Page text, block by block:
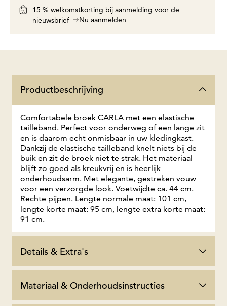
15 % welkomstkorting bij aanmelding voor de
nieuwsbrief
Nu aanmelden
Productbeschrijving
Comfortabele broek CARLA met een elastische
tailleband. Perfect voor onderweg of een lange zit
en is daarom echt onmisbaar in uw kledingkast.
Dankzij de elastische tailleband knelt niets bij de
buik en zit de broek niet te strak. Het materiaal
blijft zo goed als kreukvrij en is heerlijk
onderhoudsarm. Met elegante, gestreken vouw
voor een verzorgde look. Voetwijdte ca. 44 cm.
Rechte pijpen. Lengte normale maat: 101 cm,
lengte korte maat: 95 cm, lengte extra korte maat:
91 cm.
Details & Extra's
Materiaal & Onderhoudsinstructies